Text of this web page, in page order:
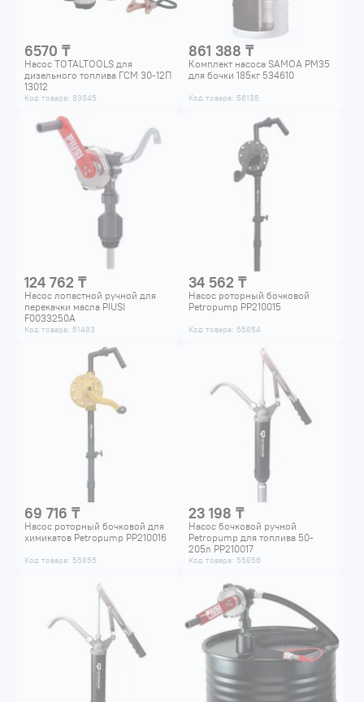
6570 ₸
Насос TOTALTOOLS для
дизельного топлива ГСМ 30-12П
13012
Код товара: 83845
861 388 ₸
Комплект насоса SAMOA PM35
для бочки 185кг 534610
Код товара: 56135
124 762 ₸
Насос лопастной ручной для
перекачки масла PIUSI
F0033250A
Код товара: 51483
34 562 ₸
Насос роторный бочковой
Petropump PP210015
Код товара: 55854
69 716 ₸
Насос роторный бочковой для
химикатов Petropump PP210016
Код товара: 55855
23 198 ₸
Насос бочковой ручной
Petropump для топлива 50-
205л PP210017
Код товара: 55856